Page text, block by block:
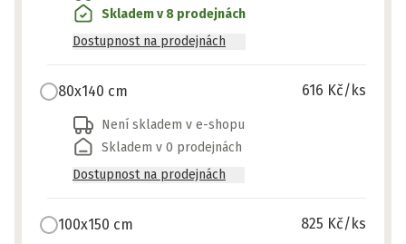
Skladem v 8 prodejnách
Dostupnost na prodejnách
80x140 cm 616 Kč/ks
Není skladem v e-shopu
Skladem v 0 prodejnách
Dostupnost na prodejnách
100x150 cm 825 Kč/ks